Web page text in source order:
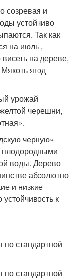
созревая и
устойчиво
Так как
на июль ,
на дереве,
ягод
урожай
черешни,
черную»
плодородными
воды. Дерево
абсолютно
и низкие
к
по стандартной
по стандартной